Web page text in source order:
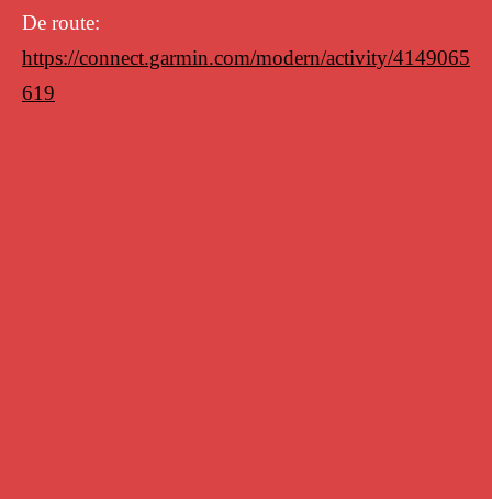
De route:
https://connect.garmin.com/modern/activity/4149065
619